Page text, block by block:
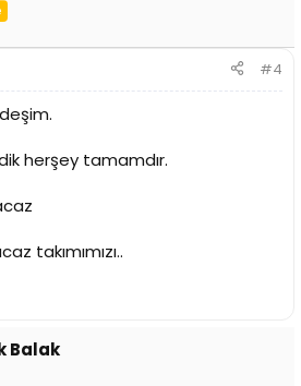
#4
herşey tamamdır.
takımımızı..
Balak